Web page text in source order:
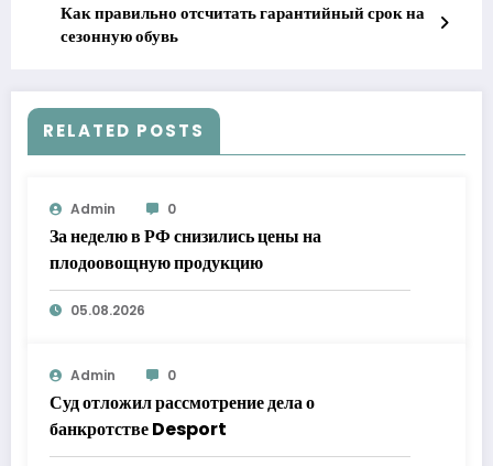
Как правильно отсчитать гарантийный срок на
сезонную обувь
RELATED POSTS
Admin 0
За неделю в РФ снизились цены на
плодоовощную продукцию
05.08.2026
Admin 0
Суд отложил рассмотрение дела о
банкротстве Desport